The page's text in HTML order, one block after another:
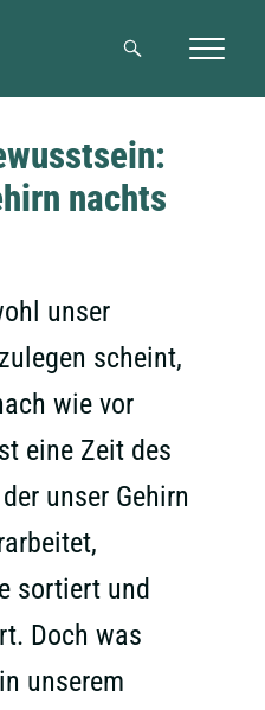
nachts
unser
scheint,
wie vor
eine Zeit des
unser Gehirn
sortiert und
Doch was
unserem